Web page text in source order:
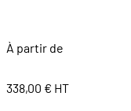
À partir de
338,00 € HT